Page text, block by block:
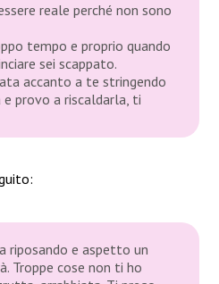
reale perché non sono
tempo e proprio quando
sei scappato.
accanto a te stringendo
provo a riscaldarla, ti
riposando e aspetto un
Troppe cose non ti ho